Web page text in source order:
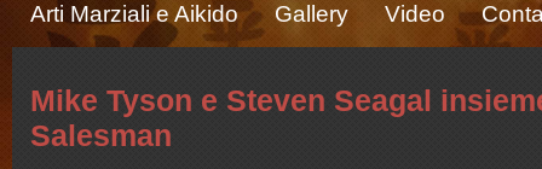
Arti Marziali e Aikido
Gallery Video
Mike Tyson e Steven Seagal
Salesman